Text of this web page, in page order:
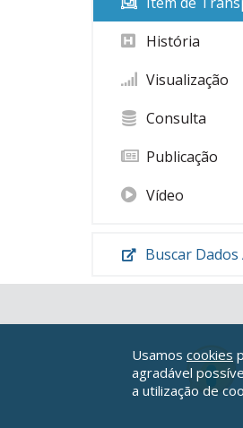
História
Visualização
Consulta
Publicação
Vídeo
Buscar
Usamos cookies
agradável
a utilização de